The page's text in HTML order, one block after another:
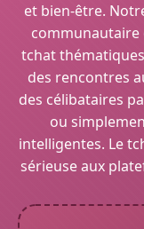
et bien-être.
communautaire
tchat
des rencontres
des célibataires
ou
intelligentes. Le
sérieuse aux